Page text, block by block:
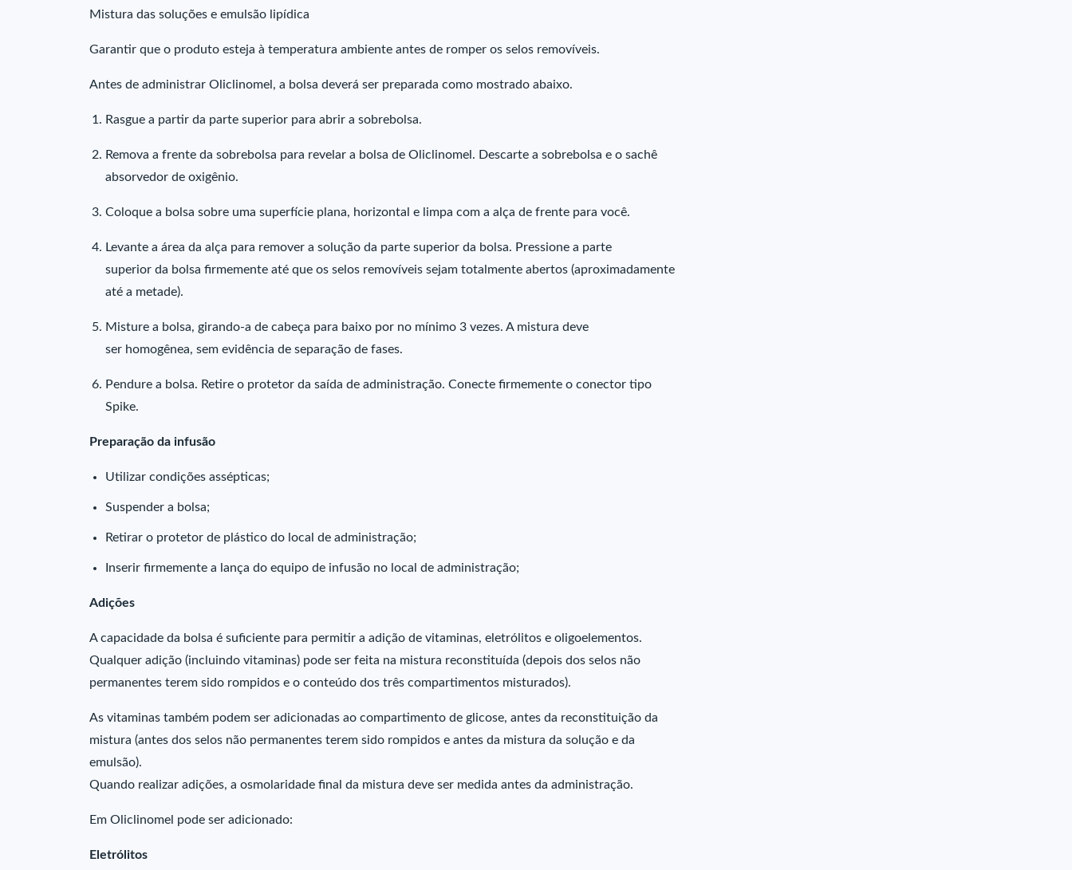
Mistura das soluções e emulsão lipídica
Garantir que o produto esteja à temperatura ambiente antes de romper os selos removíveis.
Antes de administrar Oliclinomel, a bolsa deverá ser preparada como mostrado abaixo.
Rasgue a partir da parte superior para abrir a sobrebolsa.
Remova a frente da sobrebolsa para revelar a bolsa de Oliclinomel. Descarte a sobrebolsa e o sachê
absorvedor de oxigênio.
Coloque a bolsa sobre uma superfície plana, horizontal e limpa com a alça de frente para você.
Levante a área da alça para remover a solução da parte superior da bolsa. Pressione a parte
superior da bolsa firmemente até que os selos removíveis sejam totalmente abertos (aproximadamente
até a metade).
Misture a bolsa, girando-a de cabeça para baixo por no mínimo 3 vezes. A mistura deve
ser homogênea, sem evidência de separação de fases.
Pendure a bolsa. Retire o protetor da saída de administração. Conecte firmemente o conector tipo
Spike.
Preparação da infusão
Utilizar condições assépticas;
Suspender a bolsa;
Retirar o protetor de plástico do local de administração;
Inserir firmemente a lança do equipo de infusão no local de administração;
Adições
A capacidade da bolsa é suficiente para permitir a adição de vitaminas, eletrólitos e oligoelementos.
Qualquer adição (incluindo vitaminas) pode ser feita na mistura reconstituída (depois dos selos não
permanentes terem sido rompidos e o conteúdo dos três compartimentos misturados).
As vitaminas também podem ser adicionadas ao compartimento de glicose, antes da reconstituição da
mistura (antes dos selos não permanentes terem sido rompidos e antes da mistura da solução e da
emulsão).
Quando realizar adições, a osmolaridade final da mistura deve ser medida antes da administração.
Em Oliclinomel pode ser adicionado:
Eletrólitos